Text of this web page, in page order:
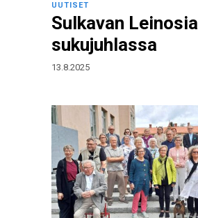
UUTISET
Sulkavan Leinosia
sukujuhlassa
13.8.2025